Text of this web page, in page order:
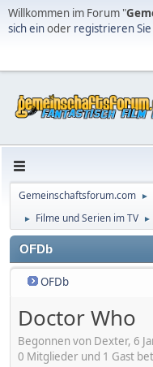
Willkommen im Forum "
sich einoder registrieren Sie
Gemeinschaftsforum.com ►
► Filme und Serien im TV ►
OFDb
OFDb
Doctor Who
Begonnen von Dexter, 6
0 Mitglieder und 1 Gast